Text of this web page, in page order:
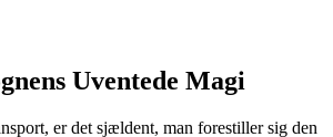
Uventede Magi
er det sjældent, man forestiller sig den